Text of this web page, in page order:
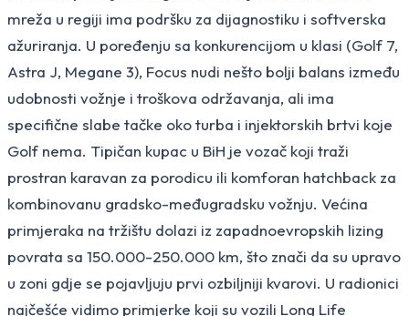
mreža u regiji ima podršku za dijagnostiku i softverska
ažuriranja. U poređenju sa konkurencijom u klasi (Golf 7,
Astra J, Megane 3), Focus nudi nešto bolji balans između
udobnosti vožnje i troškova održavanja, ali ima
specifične slabe tačke oko turba i injektorskih brtvi koje
Golf nema. Tipičan kupac u BiH je vozač koji traži
prostran karavan za porodicu ili komforan hatchback za
kombinovanu gradsko-međugradsku vožnju. Većina
primjeraka na tržištu dolazi iz zapadnoevropskih lizing
povrata sa 150.000-250.000 km, što znači da su upravo
u zoni gdje se pojavljuju prvi ozbiljniji kvarovi. U radionici
najčešće vidimo primjerke koji su vozili Long Life